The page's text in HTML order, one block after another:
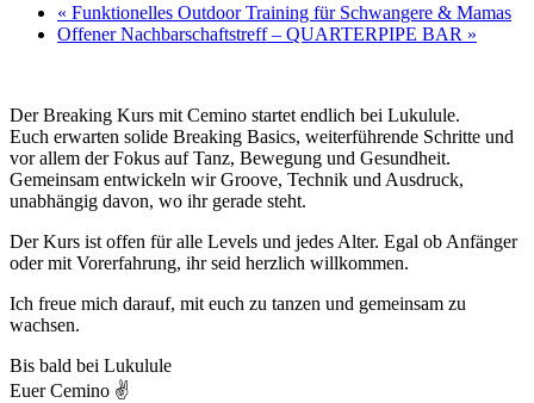
« Funktionelles Outdoor Training für Schwangere & Mamas
Offener Nachbarschaftstreff – QUARTERPIPE BAR »
Der Breaking Kurs mit Cemino startet endlich bei Lukulule.
Euch erwarten solide Breaking Basics, weiterführende Schritte und
vor allem der Fokus auf Tanz, Bewegung und Gesundheit.
Gemeinsam entwickeln wir Groove, Technik und Ausdruck,
unabhängig davon, wo ihr gerade steht.
Der Kurs ist offen für alle Levels und jedes Alter. Egal ob Anfänger
oder mit Vorerfahrung, ihr seid herzlich willkommen.
Ich freue mich darauf, mit euch zu tanzen und gemeinsam zu
wachsen.
Bis bald bei Lukulule
Euer Cemino ✌️